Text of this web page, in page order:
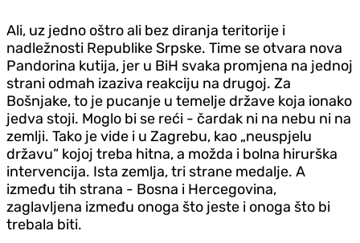
Ali, uz jedno oštro ali bez diranja teritorije i
nadležnosti Republike Srpske. Time se otvara nova
Pandorina kutija, jer u BiH svaka promjena na jednoj
strani odmah izaziva reakciju na drugoj. Za
Bošnjake, to je pucanje u temelje države koja ionako
jedva stoji. Moglo bi se reći - čardak ni na nebu ni na
zemlji. Tako je vide i u Zagrebu, kao „neuspjelu
državu“ kojoj treba hitna, a možda i bolna hirurška
intervencija. Ista zemlja, tri strane medalje. A
između tih strana - Bosna i Hercegovina,
zaglavljena između onoga što jeste i onoga što bi
trebala biti.